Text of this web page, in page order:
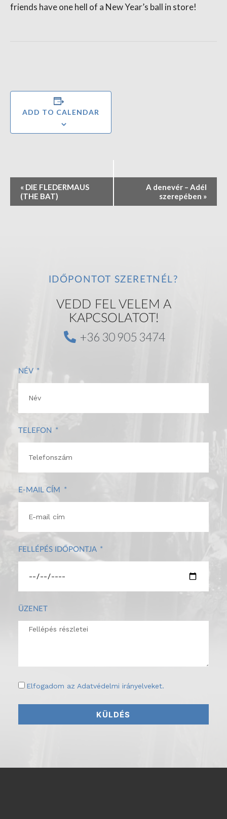
friends have one hell of a New Year’s ball in store!
ADD TO CALENDAR
e
« DIE FLEDERMAUS
(THE BAT)
A denevér – Adél
szerepében »
IDŐPONTOT SZERETNÉL?
VEDD FEL VELEM A
KAPCSOLATOT!
+36 30 905 3474
NÉV
TELEFON
E-MAIL CÍM
FELLÉPÉS IDŐPONTJA
ÜZENET
Elfogadom az Adatvédelmi irányelveket.
KÜLDÉS